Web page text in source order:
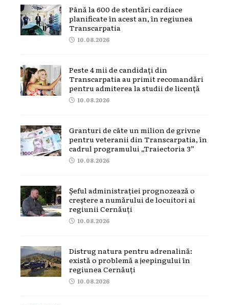
Până la 600 de stentări cardiace
planificate în acest an, în regiunea
Transcarpatia
10.08.2026
Peste 4 mii de candidați din
Transcarpatia au primit recomandări
pentru admiterea la studii de licență
10.08.2026
Granturi de câte un milion de grivne
pentru veteranii din Transcarpatia, în
cadrul programului „Traiectoria 3”
10.08.2026
Șeful administrației prognozează o
creștere a numărului de locuitori ai
regiunii Cernăuți
10.08.2026
Distrug natura pentru adrenalină:
există o problemă a jeepingului în
regiunea Cernăuți
10.08.2026